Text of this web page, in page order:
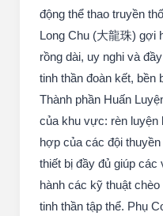
động thể thao truyền
Long Chu (大龍珠) gợi
rồng dài, uy nghi và
tinh thần đoàn kết, bền
Thành phần Huấn
của khu vực: rèn luyện
hợp của các đội
thiết bị đầy đủ giúp
hành các kỹ thuật
tinh thần tập thể. Phụ